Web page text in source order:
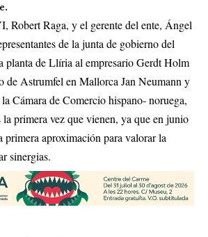
Robert Raga, y el gerente del ente, Ángel
de la junta de gobierno del
planta de Llíria al empresario Gerdt Holm
de Astrumfel en Mallorca Jan Neumann y
Cámara de Comercio hispano- noruega,
primera vez que vienen, ya que en junio
primera aproximación para valorar la
sinergias.